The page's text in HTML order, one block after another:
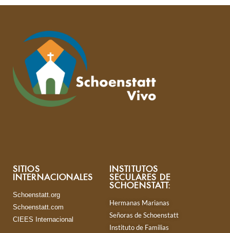
SITIOS
INTERNACIONALES
Schoenstatt.org
Schoenstatt.com
CIEES Internacional
INSTITUTOS
SECULARES DE
SCHOENSTATT:
Hermanas Marianas
Señoras de Schoenstatt
Instituto de Familias